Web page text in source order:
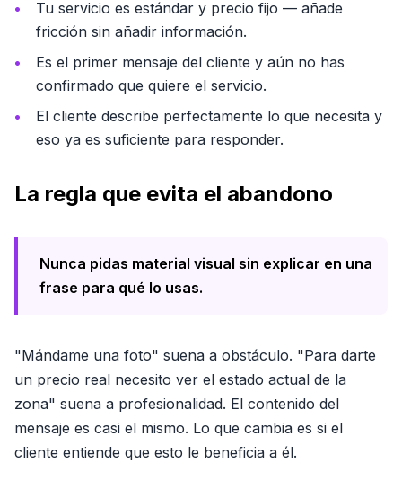
Tu servicio es estándar y precio fijo — añade
fricción sin añadir información.
Es el primer mensaje del cliente y aún no has
confirmado que quiere el servicio.
El cliente describe perfectamente lo que necesita y
eso ya es suficiente para responder.
La regla que evita el abandono
Nunca pidas material visual sin explicar en una
frase para qué lo usas.
"Mándame una foto" suena a obstáculo. "Para darte
un precio real necesito ver el estado actual de la
zona" suena a profesionalidad. El contenido del
mensaje es casi el mismo. Lo que cambia es si el
cliente entiende que esto le beneficia a él.